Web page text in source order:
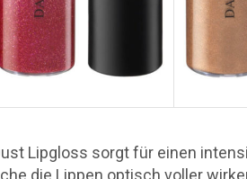
Lipgloss sorgt für einen
die Lippen optisch voller